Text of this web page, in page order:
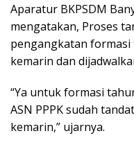
Aparatur BKPSDM
mengatakan, Proses
pengangkatan formasi
kemarin dan
“Ya untuk formasi
ASN PPPK sudah
kemarin,” ujarnya.